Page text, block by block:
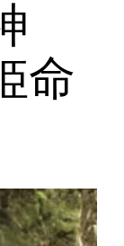
命